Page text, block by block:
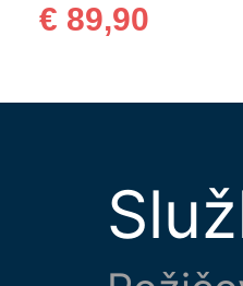
€ 89,90